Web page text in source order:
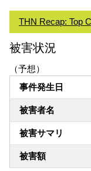
THN Recap: Top
被害状況
（予想）
事件発生日
被害者名
被害サマリ
被害額